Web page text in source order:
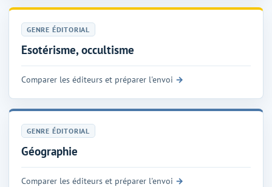
GENRE ÉDITORIAL
Esotérisme, occultisme
Comparer les éditeurs et préparer l'envoi
GENRE ÉDITORIAL
Géographie
Comparer les éditeurs et préparer l'envoi